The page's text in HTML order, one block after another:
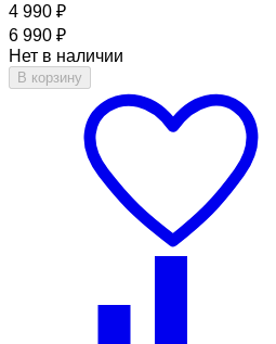
4 990 ₽
6 990 ₽
Нет в наличии
В корзину